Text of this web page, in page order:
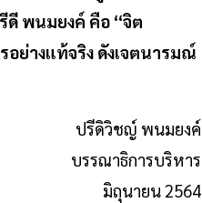
พนมยงค์ คือ “จิต
ย่างแท้จริง ดังเจตนารมณ์
ปรีดิวิชญ์ พนมยงค์
บรรณาธิการบริหาร
มิถุนายน 2564